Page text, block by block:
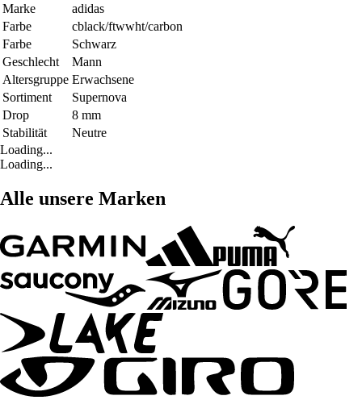
Marke
adidas
Farbe
cblack/ftwwht/carbon
Farbe
Schwarz
Geschlecht
Mann
Altersgruppe Erwachsene
Sortiment
Supernova
Drop
8 mm
Stabilität
Neutre
Loading...
Loading...
Alle unsere Marken